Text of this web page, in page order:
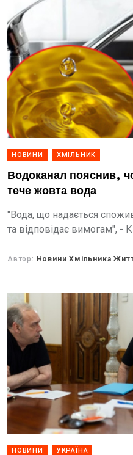
НОВИНИ ХМІЛЬНИК
Водоканал пояснив,
тече жовта вода
"Вода, що надається
та відповідає вимогам", -
Автор: Новини Хмільника
НОВИНИ УКРАЇНА